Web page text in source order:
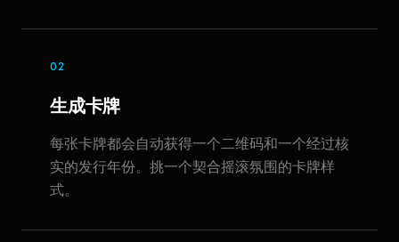
02
生成卡牌
每张卡牌都会自动获得一个二维码和一个经过核
实的发行年份。挑一个契合摇滚氛围的卡牌样
式。